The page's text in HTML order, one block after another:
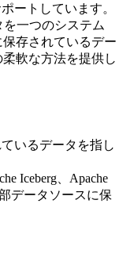
ートしています。
を一つのシステム
存されているデー
軟な方法を提供し
ているデータを指し
Iceberg、Apache
データソースに保